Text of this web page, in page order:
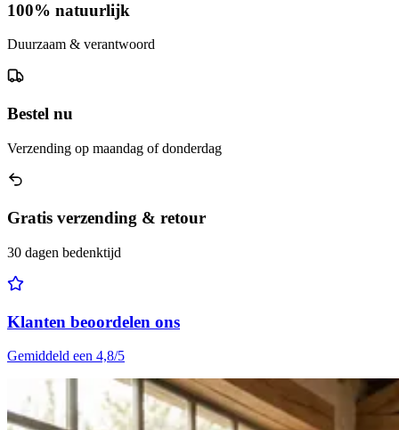
100% natuurlijk
Duurzaam & verantwoord
Bestel nu
Verzending op maandag of donderdag
Gratis verzending & retour
30 dagen bedenktijd
Klanten beoordelen ons
Gemiddeld een 4,8/5